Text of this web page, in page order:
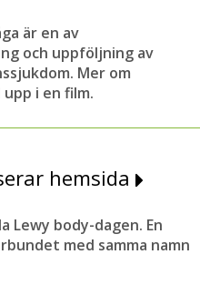
är en av
och uppföljning av
Mer om
i en film.
hemsida
Lewy body-dagen. En
med samma namn